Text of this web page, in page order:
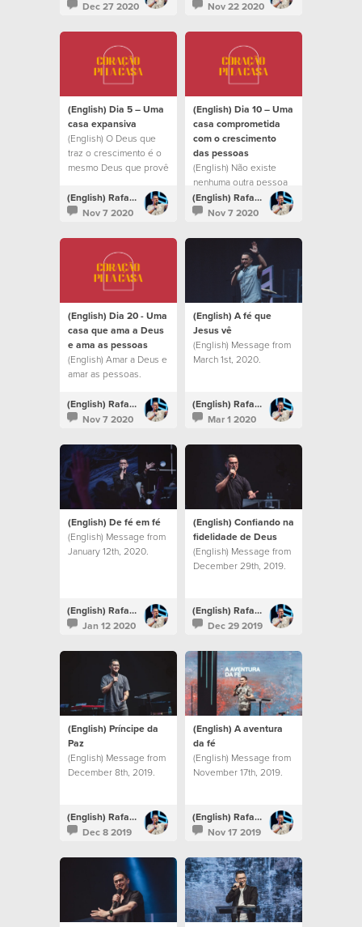
Dec 27 2020
Nov 22 2020
(English) Dia 5 – Uma
casa expansiva
(English) O Deus que
traz o crescimento é o
mesmo Deus que provê
milagrosamente.
(English) Rafael Bitencourt
Nov 7 2020
(English) Dia 10 – Uma
casa comprometida
com o crescimento
das pessoas
(English) Não existe
nenhuma outra pessoa
no mundo que tenha o
potencial que você tem.
(English) Rafael Bitencourt
Nov 7 2020
(English) Dia 20 - Uma
casa que ama a Deus
e ama as pessoas
(English) Amar a Deus e
amar as pessoas.
(English) Rafael Bitencourt
Nov 7 2020
(English) A fé que
Jesus vê
(English) Message from
March 1st, 2020.
(English) Rafael Bitencourt
Mar 1 2020
(English) De fé em fé
(English) Message from
January 12th, 2020.
(English) Rafael Bitencourt
Jan 12 2020
(English) Confiando na
fidelidade de Deus
(English) Message from
December 29th, 2019.
(English) Rafael Bitencourt
Dec 29 2019
(English) Príncipe da
Paz
(English) Message from
December 8th, 2019.
(English) Rafael Bitencourt
Dec 8 2019
(English) A aventura
da fé
(English) Message from
November 17th, 2019.
(English) Rafael Bitencourt
Nov 17 2019